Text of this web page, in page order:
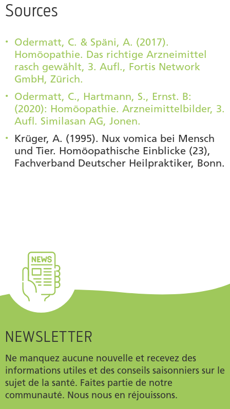
Sources
Odermatt, C. & Späni, A. (2017).
Homöopathie. Das richtige Arzneimittel
rasch gewählt, 3. Aufl., Fortis Network
GmbH, Zürich.
Odermatt, C., Hartmann, S., Ernst. B:
(2020): Homöopathie. Arzneimittelbilder, 3.
Aufl. Similasan AG, Jonen.
Krüger, A. (1995). Nux vomica bei Mensch
und Tier. Homöopathische Einblicke (23),
Fachverband Deutscher Heilpraktiker, Bonn.
NEWSLETTER
Ne manquez aucune nouvelle et recevez des
informations utiles et des conseils saisonniers sur le
sujet de la santé. Faites partie de notre
communauté. Nous nous en réjouissons.